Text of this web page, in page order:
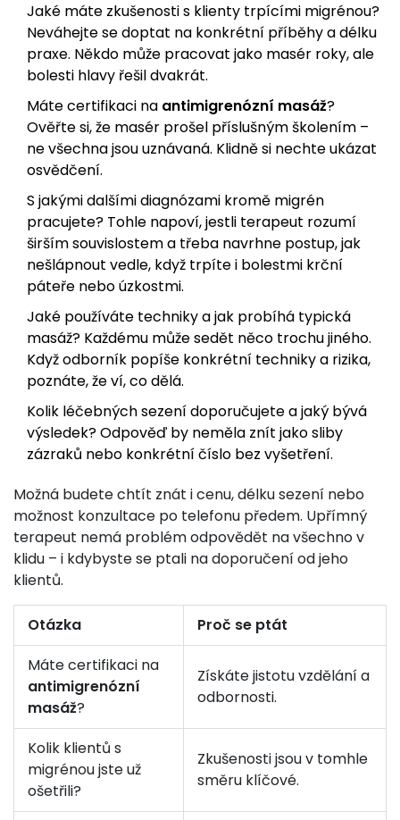
Jaké máte zkušenosti s klienty trpícími migrénou?
Neváhejte se doptat na konkrétní příběhy a délku
praxe. Někdo může pracovat jako masér roky, ale
bolesti hlavy řešil dvakrát.
Máte certifikaci na antimigrenózní masáž?
Ověřte si, že masér prošel příslušným školením –
ne všechna jsou uznávaná. Klidně si nechte ukázat
osvědčení.
S jakými dalšími diagnózami kromě migrén
pracujete? Tohle napoví, jestli terapeut rozumí
širším souvislostem a třeba navrhne postup, jak
nešlápnout vedle, když trpíte i bolestmi krční
páteře nebo úzkostmi.
Jaké používáte techniky a jak probíhá typická
masáž? Každému může sedět něco trochu jiného.
Když odborník popíše konkrétní techniky a rizika,
poznáte, že ví, co dělá.
Kolik léčebných sezení doporučujete a jaký bývá
výsledek? Odpověď by neměla znít jako sliby
zázraků nebo konkrétní číslo bez vyšetření.
Možná budete chtít znát i cenu, délku sezení nebo
možnost konzultace po telefonu předem. Upřímný
terapeut nemá problém odpovědět na všechno v
klidu – i kdybyste se ptali na doporučení od jeho
klientů.
Otázka
Proč se ptát
Máte certifikaci na
antimigrenózní
masáž?
Získáte jistotu vzdělání a
odbornosti.
Kolik klientů s
migrénou jste už
ošetřili?
Zkušenosti jsou v tomhle
směru klíčové.